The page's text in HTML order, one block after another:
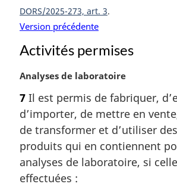
DORS/2025-273, art. 3
Version précédente
Activités permises
N
t
e
m
r
g
i
Analyses de laboratoire
7 Il est permis de fabriquer,
d’importer, de mettre en
de transformer et d’utiliser
produits qui en contiennent
analyses de laboratoire, si
effectuées :